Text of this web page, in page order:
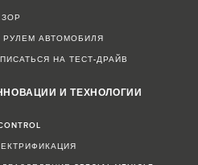
РУЛЕМ АВТОМОБИЛЯ
НА ТЕСТ-ДРАЙВ
И ТЕХНОЛОГИИ